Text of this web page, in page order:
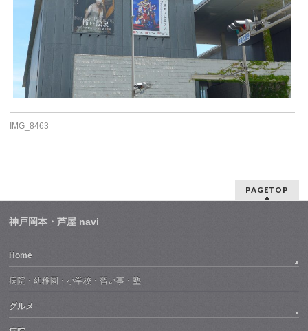
IMG_8463
PAGETOP
神戸岡本・芦屋 navi
Home
病院・幼稚園・小学校・習い事・塾
グルメ